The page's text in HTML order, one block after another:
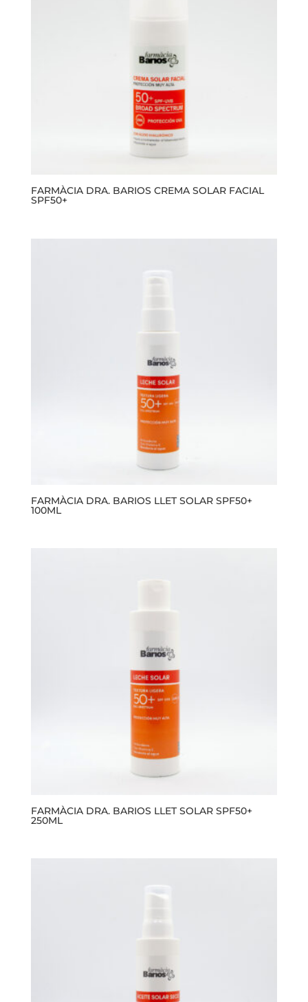
FARMÀCIA DRA. BARIOS CREMA SOLAR FACIAL
SPF50+
FARMÀCIA DRA. BARIOS LLET SOLAR SPF50+
100ML
FARMÀCIA DRA. BARIOS LLET SOLAR SPF50+
250ML